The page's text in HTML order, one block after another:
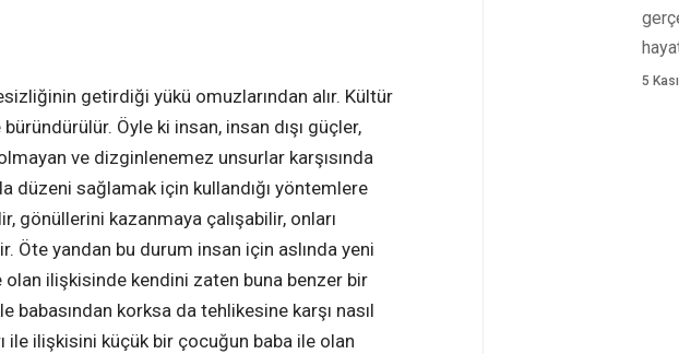
getirdiği yükü omuzlarından alır. Kültür
büründürülür. Öyle ki insan, insan dışı güçler,
ve dizginlenemez unsurlar karşısında
düzeni sağlamak için kullandığı yöntemlere
gönüllerini kazanmaya çalışabilir, onları
Öte yandan bu durum insan için aslında yeni
ilişkisinde kendini zaten buna benzer bir
korksa da tehlikesine karşı nasıl
ile ilişkisini küçük bir çocuğun baba ile olan
5